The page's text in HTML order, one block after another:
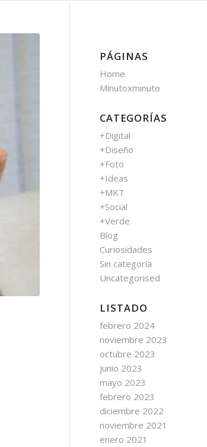
PÁGINAS
Home
Minutoxminuto
CATEGORÍAS
+Digital
+Diseño
+Foto
+Ideas
+MKT
+Social
+Verde
Blog
Curiosidades
Sin categoría
Uncategorised
LISTADO
febrero 2024
noviembre 2023
octubre 2023
junio 2023
mayo 2023
febrero 2023
diciembre 2022
noviembre 2021
enero 2021